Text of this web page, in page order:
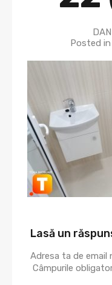
Posted in
Lasă un
Adresa ta de email
Câmpurile